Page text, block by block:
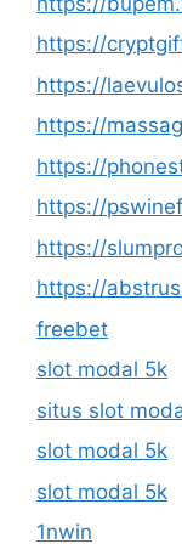
https://
https://
https://
https://
https://
https://
https://
freebet
slot modal 5k
situs slot
slot modal 5k
slot modal 5k
1nwin